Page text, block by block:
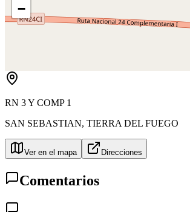
−
RN 3 Y COMP 1
SAN SEBASTIAN, TIERRA DEL FUEGO
Ver en el mapa Direcciones
Comentarios